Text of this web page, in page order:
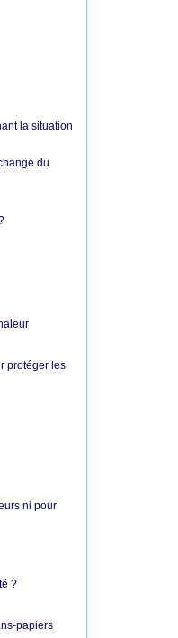
la situation
du
protéger les
ni pour
?
papiers